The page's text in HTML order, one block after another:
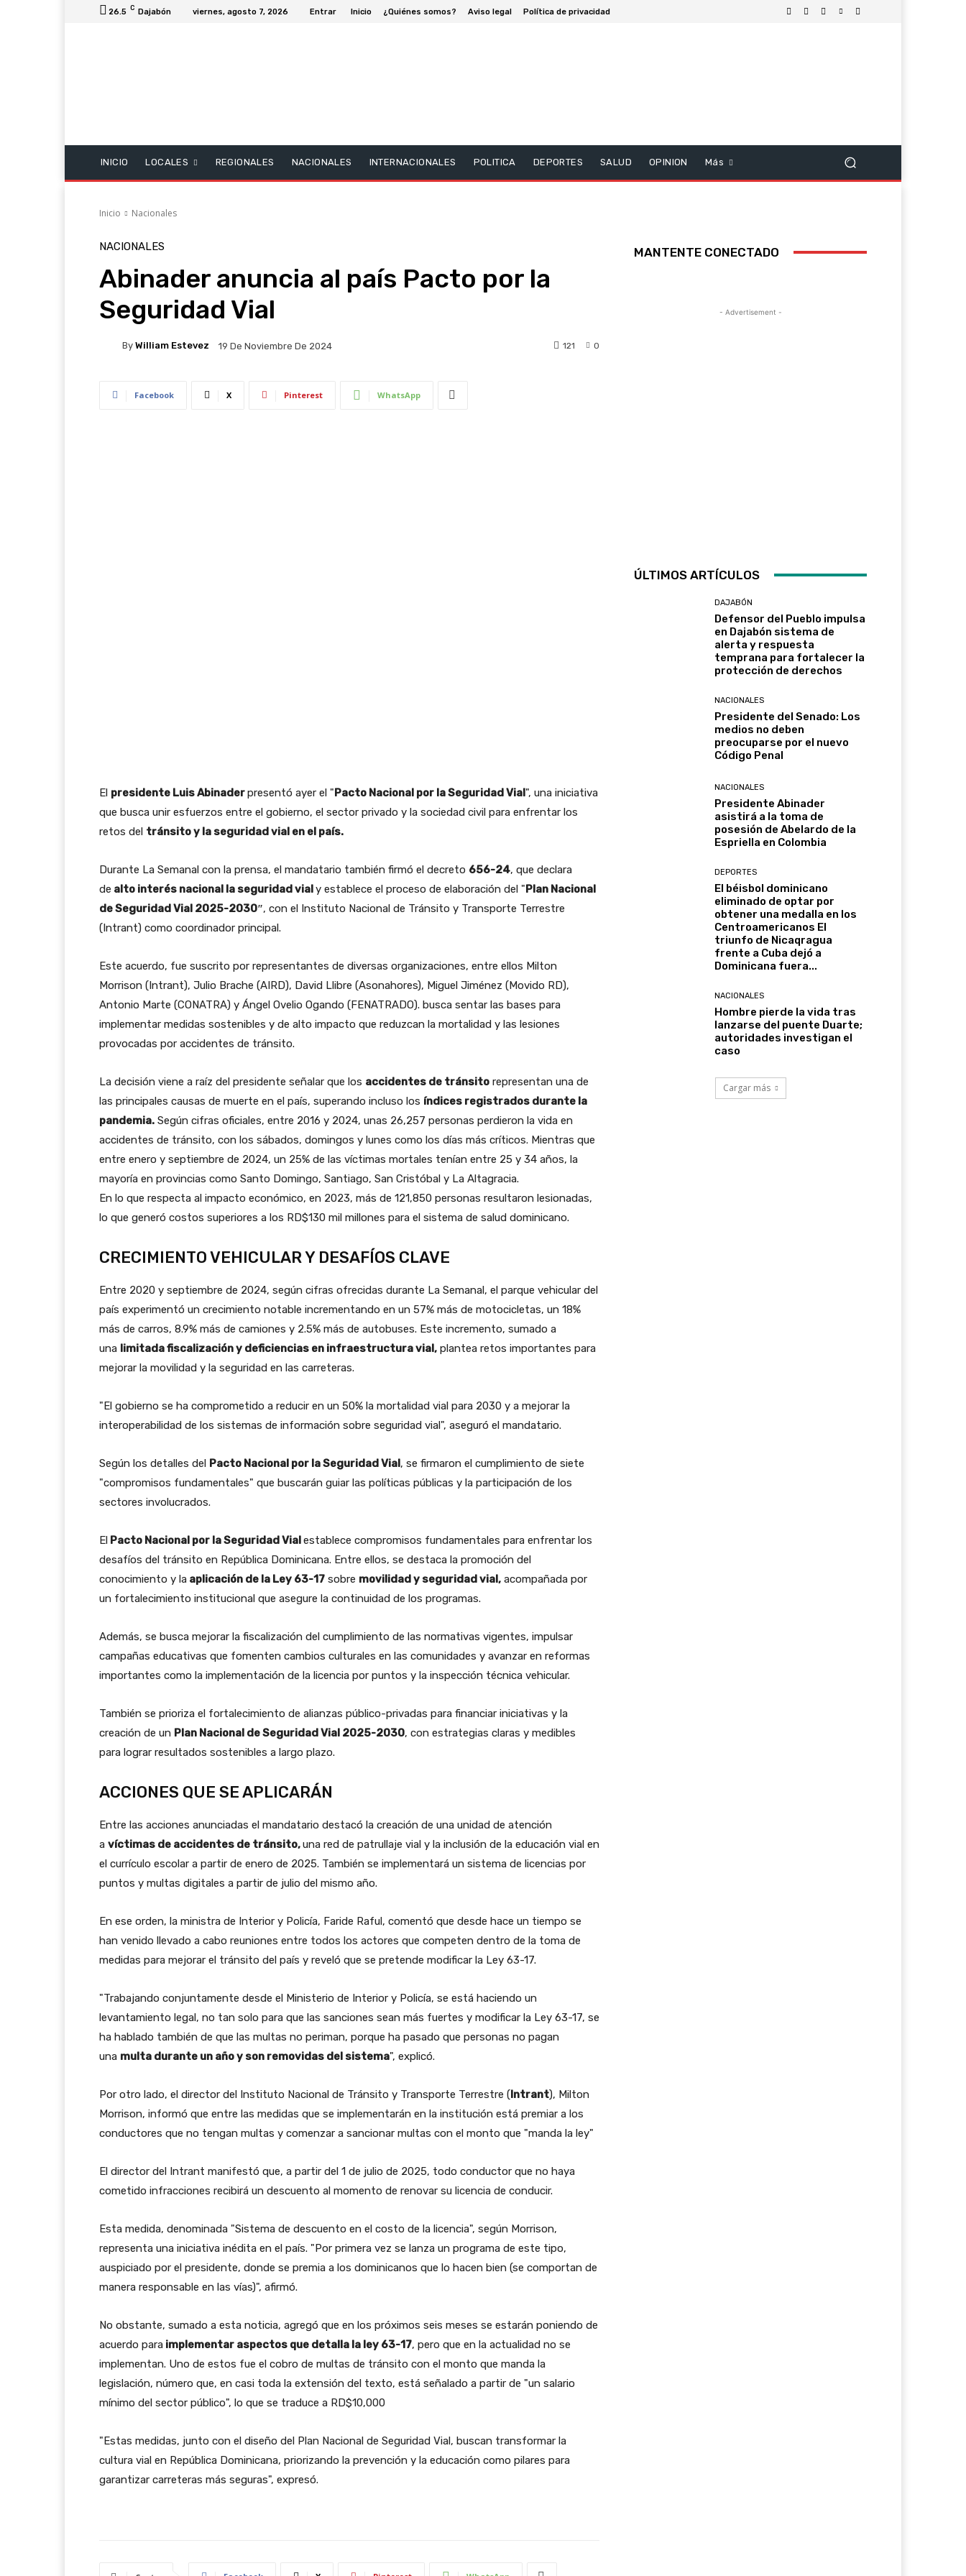
26.5 C Dajabón viernes, agosto 7, 2026 Entrar Inicio ¿Quiénes somos? Aviso legal Política de privacidad
INICIO LOCALES REGIONALES NACIONALES INTERNACIONALES POLITICA DEPORTES SALUD OPINION Más
Inicio Nacionales
NACIONALES
Abinader anuncia al país Pacto por la
Seguridad Vial
By William Estevez 19 De Noviembre De 2024 0
121
Facebook X Pinterest WhatsApp
El presidente Luis Abinaderpresentó ayer el "Pacto Nacional por la Seguridad Vial", una iniciativa
que busca unir esfuerzos entre el gobierno, el sector privado y la sociedad civil para enfrentar los
retos del tránsito y la seguridad vial en el país.
Durante La Semanal con la prensa, el mandatario también firmó el decreto 656-24, que declara
de alto interés nacional la seguridad vialy establece el proceso de elaboración del "Plan Nacional
de Seguridad Vial 2025-2030″, con el Instituto Nacional de Tránsito y Transporte Terrestre
(Intrant) como coordinador principal.
Este acuerdo, fue suscrito por representantes de diversas organizaciones, entre ellos Milton
Morrison (Intrant), Julio Brache (AIRD), David Llibre (Asonahores), Miguel Jiménez (Movido RD),
Antonio Marte (CONATRA) y Ángel Ovelio Ogando (FENATRADO). busca sentar las bases para
implementar medidas sostenibles y de alto impacto que reduzcan la mortalidad y las lesiones
provocadas por accidentes de tránsito.
La decisión viene a raíz del presidente señalar que los accidentes de tránsito representan una de
las principales causas de muerte en el país, superando incluso los índices registrados durante la
pandemia. Según cifras oficiales, entre 2016 y 2024, unas 26,257 personas perdieron la vida en
accidentes de tránsito, con los sábados, domingos y lunes como los días más críticos. Mientras que
entre enero y septiembre de 2024, un 25% de las víctimas mortales tenían entre 25 y 34 años, la
mayoría en provincias como Santo Domingo, Santiago, San Cristóbal y La Altagracia.
En lo que respecta al impacto económico, en 2023, más de 121,850 personas resultaron lesionadas,
lo que generó costos superiores a los RD$130 mil millones para el sistema de salud dominicano.
CRECIMIENTO VEHICULAR Y DESAFÍOS CLAVE
Entre 2020 y septiembre de 2024, según cifras ofrecidas durante La Semanal, el parque vehicular del
país experimentó un crecimiento notable incrementando en un 57% más de motocicletas, un 18%
más de carros, 8.9% más de camiones y 2.5% más de autobuses. Este incremento, sumado a
una limitada fiscalización y deficiencias en infraestructura vial, plantea retos importantes para
mejorar la movilidad y la seguridad en las carreteras.
"El gobierno se ha comprometido a reducir en un 50% la mortalidad vial para 2030 y a mejorar la
interoperabilidad de los sistemas de información sobre seguridad vial", aseguró el mandatario.
Según los detalles del Pacto Nacional por la Seguridad Vial, se firmaron el cumplimiento de siete
"compromisos fundamentales" que buscarán guiar las políticas públicas y la participación de los
sectores involucrados.
El Pacto Nacional por la Seguridad Vialestablece compromisos fundamentales para enfrentar los
desafíos del tránsito en República Dominicana. Entre ellos, se destaca la promoción del
conocimiento y la aplicación de la Ley 63-17 sobre movilidad y seguridad vial, acompañada por
un fortalecimiento institucional que asegure la continuidad de los programas.
Además, se busca mejorar la fiscalización del cumplimiento de las normativas vigentes, impulsar
campañas educativas que fomenten cambios culturales en las comunidades y avanzar en reformas
importantes como la implementación de la licencia por puntos y la inspección técnica vehicular.
También se prioriza el fortalecimiento de alianzas público-privadas para financiar iniciativas y la
creación de un Plan Nacional de Seguridad Vial 2025-2030, con estrategias claras y medibles
para lograr resultados sostenibles a largo plazo.
ACCIONES QUE SE APLICARÁN
Entre las acciones anunciadas el mandatario destacó la creación de una unidad de atención
a víctimas de accidentes de tránsito,una red de patrullaje vial y la inclusión de la educación vial en
el currículo escolar a partir de enero de 2025. También se implementará un sistema de licencias por
puntos y multas digitales a partir de julio del mismo año.
En ese orden, la ministra de Interior y Policía, Faride Raful, comentó que desde hace un tiempo se
han venido llevado a cabo reuniones entre todos los actores que competen dentro de la toma de
medidas para mejorar el tránsito del país y reveló que se pretende modificar la Ley 63-17.
"Trabajando conjuntamente desde el Ministerio de Interior y Policía, se está haciendo un
levantamiento legal, no tan solo para que las sanciones sean más fuertes y modificar la Ley 63-17, se
ha hablado también de que las multas no periman, porque ha pasado que personas no pagan
una multa durante un año y son removidas del sistema", explicó.
Por otro lado, el director del Instituto Nacional de Tránsito y Transporte Terrestre (Intrant), Milton
Morrison, informó que entre las medidas que se implementarán en la institución está premiar a los
conductores que no tengan multas y comenzar a sancionar multas con el monto que "manda la ley"
El director del Intrant manifestó que, a partir del 1 de julio de 2025, todo conductor que no haya
cometido infracciones recibirá un descuento al momento de renovar su licencia de conducir.
Esta medida, denominada "Sistema de descuento en el costo de la licencia", según Morrison,
representa una iniciativa inédita en el país. "Por primera vez se lanza un programa de este tipo,
auspiciado por el presidente, donde se premia a los dominicanos que lo hacen bien (se comportan de
manera responsable en las vías)", afirmó.
No obstante, sumado a esta noticia, agregó que en los próximos seis meses se estarán poniendo de
acuerdo para implementar aspectos que detalla la ley 63-17, pero que en la actualidad no se
implementan. Uno de estos fue el cobro de multas de tránsito con el monto que manda la
legislación, número que, en casi toda la extensión del texto, está señalado a partir de "un salario
mínimo del sector público", lo que se traduce a RD$10,000
"Estas medidas, junto con el diseño del Plan Nacional de Seguridad Vial, buscan transformar la
cultura vial en República Dominicana, priorizando la prevención y la educación como pilares para
garantizar carreteras más seguras", expresó.
MANTENTE CONECTADO
- Advertisement -
ÚLTIMOS ARTÍCULOS
DAJABÓN
Defensor del Pueblo impulsa
en Dajabón sistema de
alerta y respuesta
temprana para fortalecer la
protección de derechos
NACIONALES
Presidente del Senado: Los
medios no deben
preocuparse por el nuevo
Código Penal
NACIONALES
Presidente Abinader
asistirá a la toma de
posesión de Abelardo de la
Espriella en Colombia
DEPORTES
El béisbol dominicano
eliminado de optar por
obtener una medalla en los
Centroamericanos El
triunfo de Nicaqragua
frente a Cuba dejó a
Dominicana fuera...
NACIONALES
Hombre pierde la vida tras
lanzarse del puente Duarte;
autoridades investigan el
caso
Cargar más